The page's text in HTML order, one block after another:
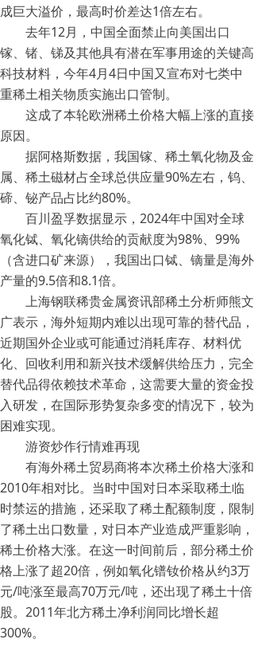
成巨大溢价，最高时价差达1倍左右。
去年12月，中国全面禁止向美国出口
镓、锗、锑及其他具有潜在军事用途的关键高
科技材料，今年4月4日中国又宣布对七类中
重稀土相关物质实施出口管制。
这成了本轮欧洲稀土价格大幅上涨的直接
原因。
据阿格斯数据，我国镓、稀土氧化物及金
属、稀土磁材占全球总供应量90%左右，钨、
碲、铋产品占比约80%。
百川盈孚数据显示，2024年中国对全球
氧化铽、氧化镝供给的贡献度为98%、99%
（含进口矿来源），我国出口铽、镝量是海外
产量的9.5倍和8.1倍。
上海钢联稀贵金属资讯部稀土分析师熊文
广表示，海外短期内难以出现可靠的替代品，
近期国外企业或可能通过消耗库存、材料优
化、回收利用和新兴技术缓解供给压力，完全
替代品得依赖技术革命，这需要大量的资金投
入研发，在国际形势复杂多变的情况下，较为
困难实现。
游资炒作行情难再现
有海外稀土贸易商将本次稀土价格大涨和
2010年相对比。当时中国对日本采取稀土临
时禁运的措施，还采取了稀土配额制度，限制
了稀土出口数量，对日本产业造成严重影响，
稀土价格大涨。在这一时间前后，部分稀土价
格上涨了超20倍，例如氧化镨钕价格从约3万
元/吨涨至最高70万元/吨，还出现了稀土十倍
股。2011年北方稀土净利润同比增长超
300%。